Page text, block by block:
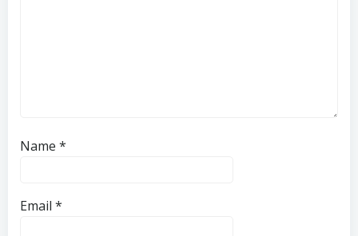
Name *
Email *